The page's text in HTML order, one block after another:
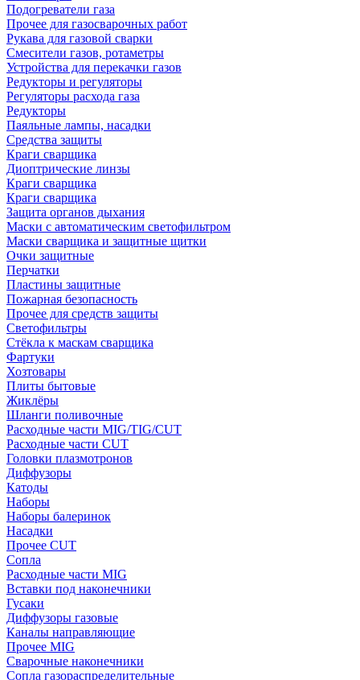
Подогреватели газа
Прочее для газосварочных работ
Рукава для газовой сварки
Смесители газов, ротаметры
Устройства для перекачки газов
Редукторы и регуляторы
Регуляторы расхода газа
Редукторы
Паяльные лампы, насадки
Средства защиты
Краги сварщика
Диоптрические линзы
Краги сварщика
Краги сварщика
Защита органов дыхания
Маски с автоматическим светофильтром
Маски сварщика и защитные щитки
Очки защитные
Перчатки
Пластины защитные
Пожарная безопасность
Прочее для средств защиты
Светофильтры
Стёкла к маскам сварщика
Фартуки
Хозтовары
Плиты бытовые
Жиклёры
Шланги поливочные
Расходные части MIG/TIG/CUT
Расходные части CUT
Головки плазмотронов
Диффузоры
Катоды
Наборы
Наборы балеринок
Насадки
Прочее CUT
Сопла
Расходные части MIG
Вставки под наконечники
Гусаки
Диффузоры газовые
Каналы направляющие
Прочее MIG
Сварочные наконечники
Сопла газораспределительные